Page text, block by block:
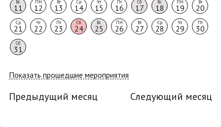
Вс
11
ПН
12
Вт
13
Ср
14
Чт
15
Пт
16
Сб
17
Вс
18
ПН
19
Вт
20
Ср
21
Чт
22
Пт
23
Сб
24
Вс
25
ПН
26
Вт
27
Ср
28
Чт
29
Пт
30
Сб
31
Показать прошедшие мероприятия
Предыдущий месяц Следующий месяц